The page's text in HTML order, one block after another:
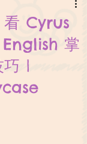
看 Cyrus
掌
巧 |